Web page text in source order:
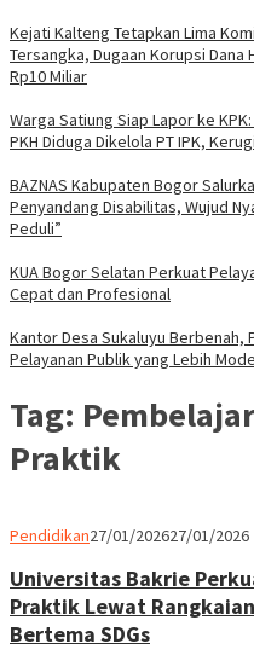
Kejati Kalteng Tetapkan Lima
Tersangka, Dugaan Korupsi
Rp10 Miliar
Warga Satiung Siap Lapor ke
PKH Diduga Dikelola PT IPK,
BAZNAS Kabupaten Bogor
Penyandang Disabilitas, Wujud
Peduli”
KUA Bogor Selatan Perkuat
Cepat dan Profesional
Kantor Desa Sukaluyu Berbenah,
Pelayanan Publik yang Lebih
Tag:
Praktik
PendidikanParlemen
27/01/202627/01/2026
Universitas Bakrie
Praktik Lewat
Bertema SDGs